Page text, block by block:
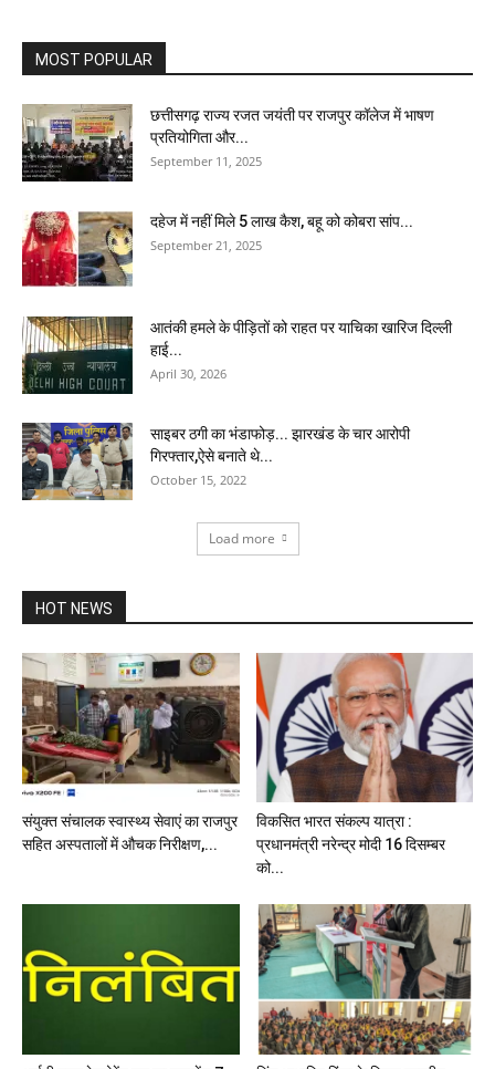
MOST POPULAR
छत्तीसगढ़ राज्य रजत जयंती पर राजपुर कॉलेज में भाषण
प्रतियोगिता और...
September 11, 2025
दहेज में नहीं मिले 5 लाख कैश, बहू को कोबरा सांप...
September 21, 2025
आतंकी हमले के पीड़ितों को राहत पर याचिका खारिज दिल्ली
हाई...
April 30, 2026
साइबर ठगी का भंडाफोड़... झारखंड के चार आरोपी
गिरफ्तार,ऐसे बनाते थे...
October 15, 2022
Load more
HOT NEWS
संयुक्त संचालक स्वास्थ्य सेवाएं का राजपुर
सहित अस्पतालों में औचक निरीक्षण,...
विकसित भारत संकल्प यात्रा :
प्रधानमंत्री नरेन्द्र मोदी 16 दिसम्बर
को...